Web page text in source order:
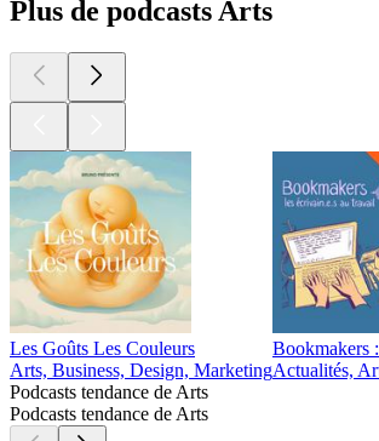
Plus de podcasts Arts
Les Goûts Les Couleurs
Arts, Business, Design, Marketing
Bookmakers
Actualités,
Podcasts tendance de Arts
Podcasts tendance de Arts